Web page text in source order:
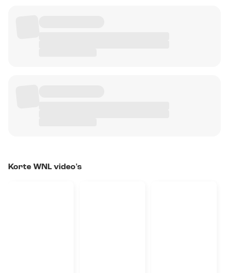
Korte WNL video's